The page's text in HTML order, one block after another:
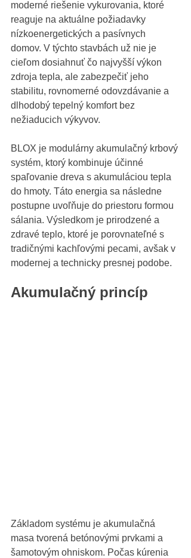
moderné riešenie vykurovania, ktoré
reaguje na aktuálne požiadavky
nízkoenergetických a pasívnych
domov. V týchto stavbách už nie je
cieľom dosiahnuť čo najvyšší výkon
zdroja tepla, ale zabezpečiť jeho
stabilitu, rovnomerné odovzdávanie a
dlhodobý tepelný komfort bez
nežiaducich výkyvov.
BLOX je modulárny akumulačný krbový
systém, ktorý kombinuje účinné
spaľovanie dreva s akumuláciou tepla
do hmoty. Táto energia sa následne
postupne uvoľňuje do priestoru formou
sálania. Výsledkom je prirodzené a
zdravé teplo, ktoré je porovnateľné s
tradičnými kachľovými pecami, avšak v
modernej a technicky presnej podobe.
Akumulačný princíp
Základom systému je akumulačná
masa tvorená betónovými prvkami a
šamotovým ohniskom. Počas kúrenia